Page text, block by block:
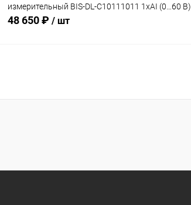
измерительный BIS-DL-C10111011 1хAI (0…60 В)
48 650 ₽ / шт
Купить в 1 клик Сравнение